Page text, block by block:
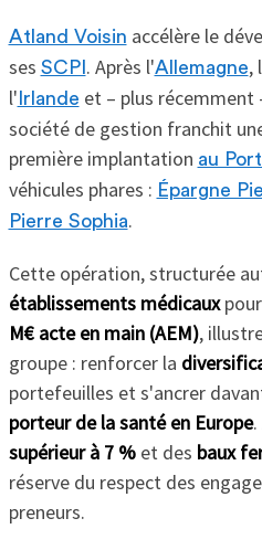
Atland Voisin accélère le
ses SCPI . Après l'Allemagne,
l' Irlande et – plus récemment
société de gestion franchit
première implantation au
véhicules phares : Épargne
Pierre Sophia.
Cette opération, structurée
établissements médicaux
M€ acte en main (AEM),
groupe : renforcer la
portefeuilles et s'ancrer
porteur de la santé en Europe.
supérieur à 7 %et des baux
réserve du respect des
preneurs.